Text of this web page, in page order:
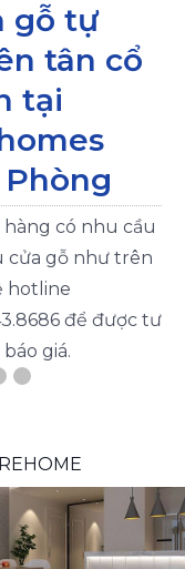
gỗ tự
tân cổ
tại
Phòng
hàng có nhu cầu
cửa gỗ như trên
hotline
để được tư
giá.